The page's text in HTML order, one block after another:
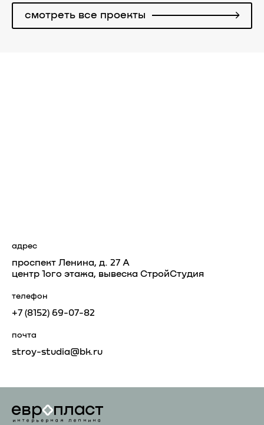
смотреть все проекты
адрес
проспект Ленина, д. 27 А
центр 1ого этажа, вывеска СтройСтудия
телефон
+7 (8152) 69-07-82
почта
stroy-studia@bk.ru